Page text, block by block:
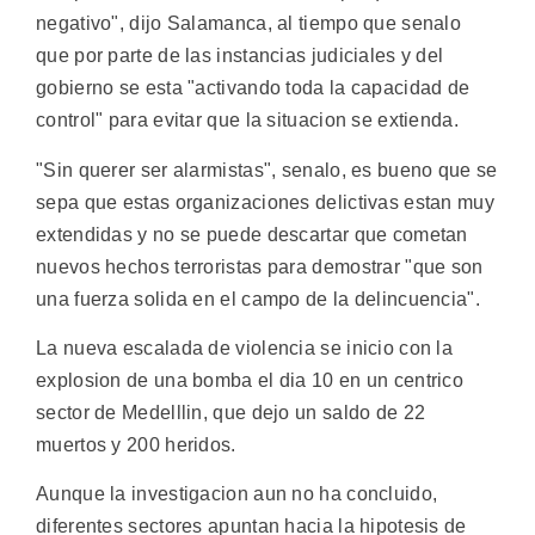
negativo", dijo Salamanca, al tiempo que senalo
que por parte de las instancias judiciales y del
gobierno se esta "activando toda la capacidad de
control" para evitar que la situacion se extienda.
"Sin querer ser alarmistas", senalo, es bueno que se
sepa que estas organizaciones delictivas estan muy
extendidas y no se puede descartar que cometan
nuevos hechos terroristas para demostrar "que son
una fuerza solida en el campo de la delincuencia".
La nueva escalada de violencia se inicio con la
explosion de una bomba el dia 10 en un centrico
sector de Medelllin, que dejo un saldo de 22
muertos y 200 heridos.
Aunque la investigacion aun no ha concluido,
diferentes sectores apuntan hacia la hipotesis de